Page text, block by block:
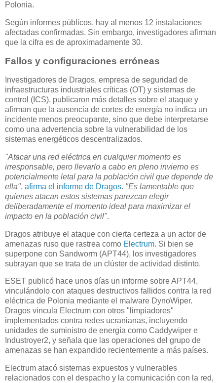
Polonia.
Según informes públicos, hay al menos 12 instalaciones
afectadas confirmadas. Sin embargo, investigadores afirman
que la cifra es de aproximadamente 30.
Fallos y configuraciones erróneas
Investigadores de Dragos, empresa de seguridad de
infraestructuras industriales críticas (OT) y sistemas de
control (ICS), publicaron más detalles sobre el ataque y
afirman que la ausencia de cortes de energía no indica un
incidente menos preocupante, sino que debe interpretarse
como una advertencia sobre la vulnerabilidad de los
sistemas energéticos descentralizados.
"Atacar una red eléctrica en cualquier momento es
irresponsable, pero llevarlo a cabo en pleno invierno es
potencialmente letal para la población civil que depende de
ella", afirma el informe de Dragos. "Es lamentable que
quienes atacan estos sistemas parezcan elegir
deliberadamente el momento ideal para maximizar el
impacto en la población civil".
Dragos atribuye el ataque con cierta certeza a un actor de
amenazas ruso que rastrea como Electrum. Si bien se
superpone con Sandworm (APT44), los investigadores
subrayan que se trata de un clúster de actividad distinto.
ESET publicó hace unos días un informe sobre APT44,
vinculándolo con ataques destructivos fallidos contra la red
eléctrica de Polonia mediante el malware DynoWiper.
Dragos vincula Electrum con otros "limpiadores"
implementados contra redes ucranianas, incluyendo
unidades de suministro de energía como Caddywiper e
Industroyer2, y señala que las operaciones del grupo de
amenazas se han expandido recientemente a más países.
Electrum atacó sistemas expuestos y vulnerables
relacionados con el despacho y la comunicación con la red,